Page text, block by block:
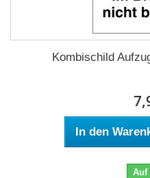
Kombischild
In den
Auf